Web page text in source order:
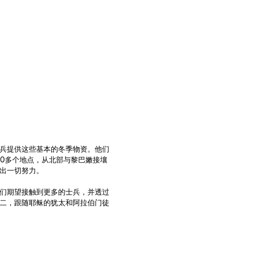
提供这些基本的冬季物资。他们
多个地点，从北部与黎巴嫩接壤
一切努力。
期望接触到更多的士兵，并透过
，跟随耶稣的犹太和阿拉伯门徒